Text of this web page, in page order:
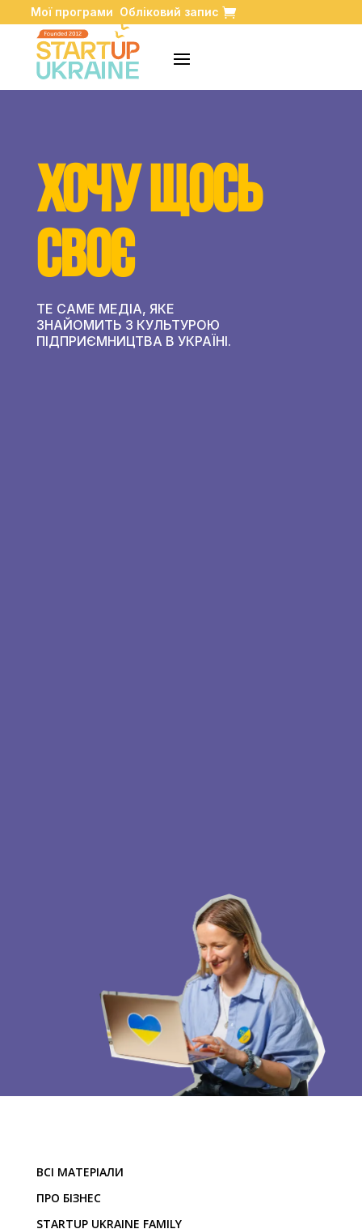
Мої програми Обліковий запис
ХОЧУ ЩОСЬ
СВОЄ
ТЕ САМЕ МЕДІА, ЯКЕ
ЗНАЙОМИТЬ З КУЛЬТУРОЮ
ПІДПРИЄМНИЦТВА В УКРАЇНІ.
ВСІ МАТЕРІАЛИ
ПРО БІЗНЕС
STARTUP UKRAINE FAMILY